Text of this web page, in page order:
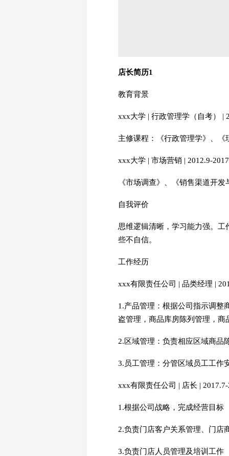
店长简历1
教育背景
xxx大学 | 行政管理学（自考） |
主修课程：《行政管理学》、
xxx大学 | 市场营销 | 2012.9-
《市场调查》、《销售渠道开
自我评价
思维逻辑清晰，学习能力强。
些不自信。
工作经历
xxx有限责任公司 | 品类经理 |
1.产品管理：根据公司指示调整
盗管理，商品库房陈列管理，
2.区域管理：负责相应区域商品
3.员工管理：分管区域员工工作
xxx有限责任公司 | 店长 |
1.根据公司战略，完成经营目标
2.负责门店客户关系管理、门店
3.负责门店人员管理及培训工作